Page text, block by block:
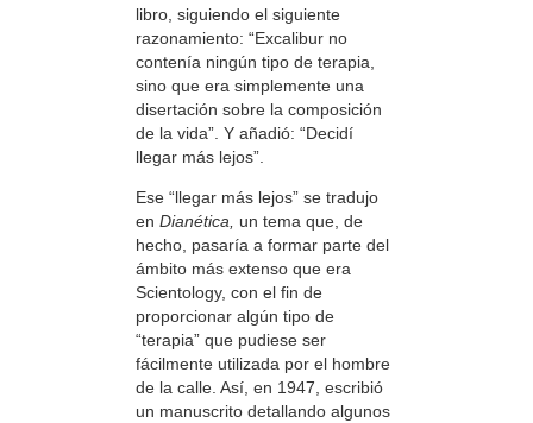
libro, siguiendo el siguiente
razonamiento: “Excalibur no
contenía ningún tipo de terapia,
sino que era simplemente una
disertación sobre la composición
de la vida”. Y añadió: “Decidí
llegar más lejos”.
Ese “llegar más lejos” se tradujo
en Dianética, un tema que, de
hecho, pasaría a formar parte del
ámbito más extenso que era
Scientology, con el fin de
proporcionar algún tipo de
“terapia” que pudiese ser
fácilmente utilizada por el hombre
de la calle. Así, en 1947, escribió
un manuscrito detallando algunos